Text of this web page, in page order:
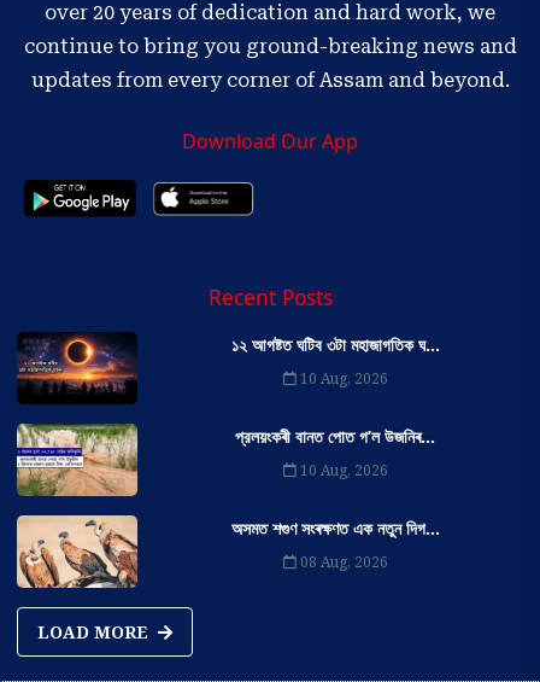
over 20 years of dedication and hard work, we
continue to bring you ground-breaking news and
updates from every corner of Assam and beyond.
Download Our App
Recent Posts
১২ আগষ্টত ঘটিব ৩টা মহাজাগতিক ঘ...
10 Aug, 2026
প্রলয়ংকৰী বানত পোত গ’ল উজনিৰ...
10 Aug, 2026
অসমত শগুণ সংৰক্ষণত এক নতুন দিগ...
08 Aug, 2026
LOAD MORE